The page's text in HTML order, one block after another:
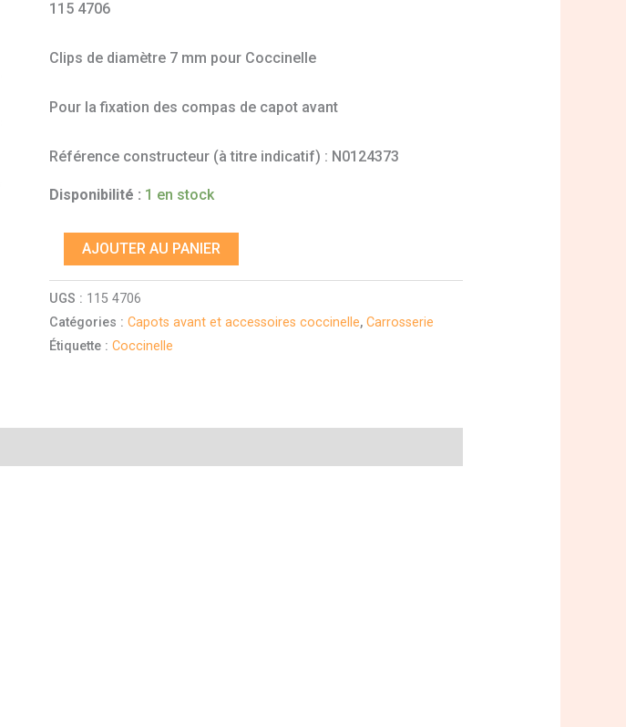
115 4706
Clips de diamètre 7 mm pour Coccinelle
Pour la fixation des compas de capot avant
Référence constructeur (à titre indicatif) : N0124373
Disponibilité : 1 en stock
pour
AJOUTER AU PANIER
UGS : 115 4706
Catégories :Capots avant et accessoires coccinelle,Carrosserie
Étiquette :Coccinelle